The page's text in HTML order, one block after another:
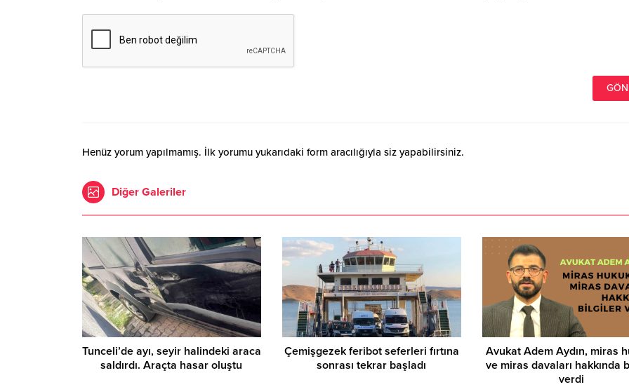
Henüz yorum yapılmamış. İlk yorumu yukarıdaki form aracılığıyla siz yapabilirsiniz.
Diğer Galeriler
Tunceli’de ayı, seyir halindeki araca
saldırdı. Araçta hasar oluştu
Çemişgezek feribot seferleri fırtına
sonrası tekrar başladı
Avukat Adem Aydın, miras
ve miras davaları hakkında
verdi